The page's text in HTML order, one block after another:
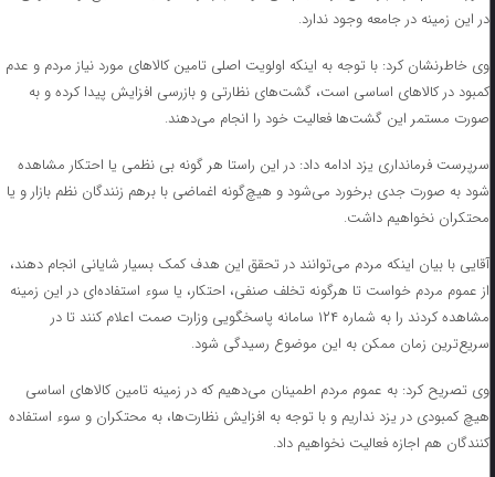
در این زمینه در جامعه وجود ندارد.
وی خاطرنشان کرد: با توجه به اینکه اولویت اصلی تامین کالاهای مورد نیاز مردم و عدم
کمبود در کالاهای اساسی است، گشت‌های نظارتی و بازرسی افزایش پیدا کرده و به
صورت مستمر این گشت‌ها فعالیت خود را انجام می‌دهند.
سرپرست فرمانداری یزد ادامه داد: در این راستا هر گونه بی نظمی یا احتکار مشاهده
شود به صورت جدی برخورد می‌شود و هیچ‌گونه اغماضی با برهم زنندگان نظم بازار و یا
محتکران نخواهیم داشت.
آقایی با بیان اینکه مردم می‌توانند در تحقق این هدف کمک بسیار شایانی انجام دهند،
از عموم مردم خواست تا هرگونه تخلف صنفی، احتکار، یا سوء استفاده‌ای در این زمینه
مشاهده کردند را به شماره ۱۲۴ سامانه پاسخگویی وزارت صمت اعلام کنند تا در
سریع‌ترین زمان ممکن به این موضوع رسیدگی شود.
وی تصریح کرد: به عموم مردم اطمینان می‌دهیم که در زمینه تامین کالاهای اساسی
هیچ کمبودی در یزد نداریم و با توجه به افزایش نظارت‌ها، به محتکران و سوء استفاده
کنندگان هم اجازه فعالیت نخواهیم داد.